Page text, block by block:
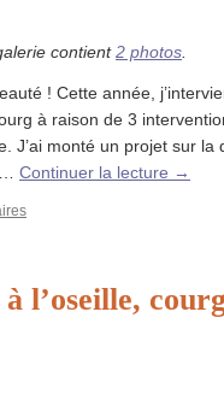
contient2 photos
! Cette année,
à raison de 3
J’ai monté un projet sur
Continuer la lecture →
l’oseille,